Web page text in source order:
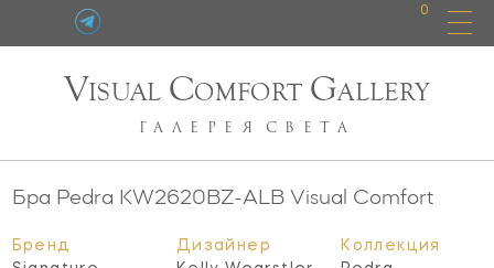
0
VISUAL COMFORT GALLERY
ГАЛЕРЕЯ СВЕТА
Бра Pedra KW2620BZ-ALBVisual Comfort
Бренд
Дизайнер
Коллекция